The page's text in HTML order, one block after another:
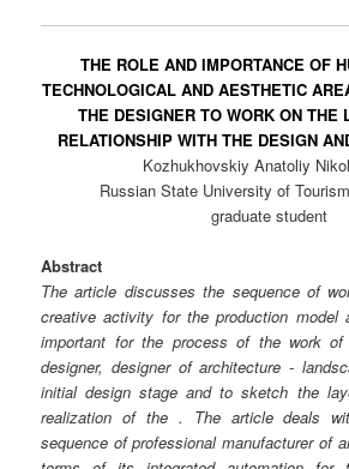
THE ROLE AND IMPORTANCE OF
TECHNOLOGICAL AND AESTHETIC
THE DESIGNER TO WORK ON THE
RELATIONSHIP WITH THE DESIGN
Kozhukhovskiy Anatoliy
Russian State University of
graduate student
Abstract
The article discusses the sequence of
creative activity for the production model
important for the process of the work
designer, designer of architecture -
initial design stage and to sketch the
realization of the . The article deals
sequence of professional manufacturer of